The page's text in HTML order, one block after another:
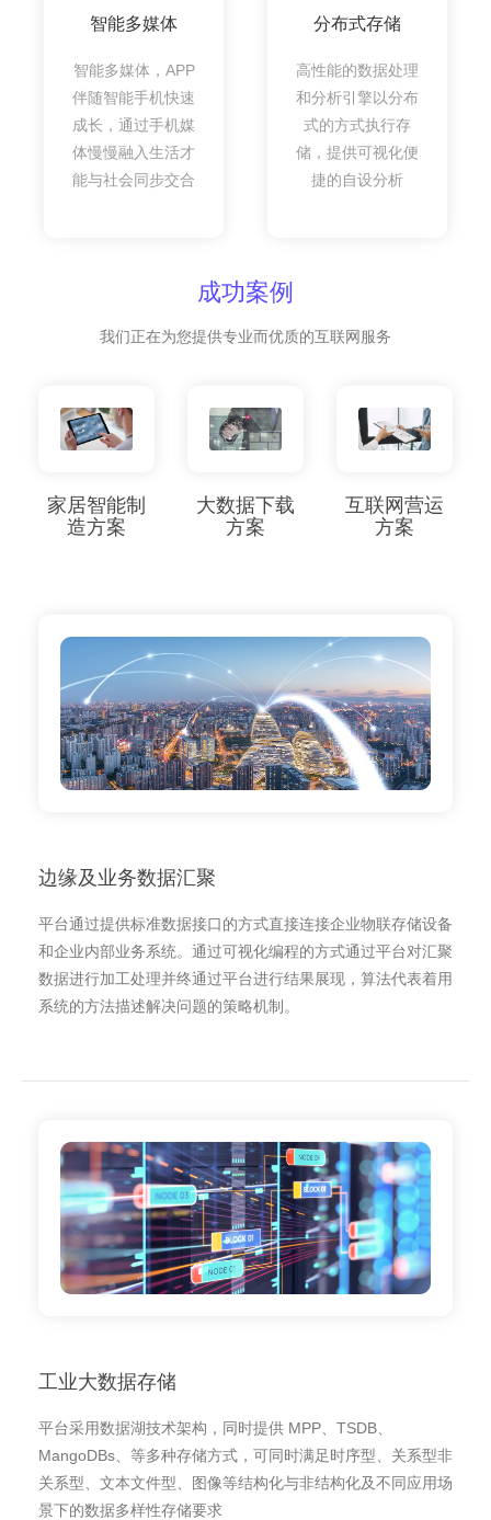
智能多媒体
智能多媒体，APP
伴随智能手机快速
成长，通过手机媒
体慢慢融入生活才
能与社会同步交合
分布式存储
高性能的数据处理
和分析引擎以分布
式的方式执行存
储，提供可视化便
捷的自设分析
成功案例
我们正在为您提供专业而优质的互联网服务
家居智能制
造方案
大数据下载
方案
互联网营运
方案
边缘及业务数据汇聚
平台通过提供标准数据接口的方式直接连接企业物联存储设备
和企业内部业务系统。通过可视化编程的方式通过平台对汇聚
数据进行加工处理并终通过平台进行结果展现，算法代表着用
系统的方法描述解决问题的策略机制。
工业大数据存储
平台采用数据湖技术架构，同时提供 MPP、TSDB、
MangoDBs、等多种存储方式，可同时满足时序型、关系型非
关系型、文本文件型、图像等结构化与非结构化及不同应用场
景下的数据多样性存储要求